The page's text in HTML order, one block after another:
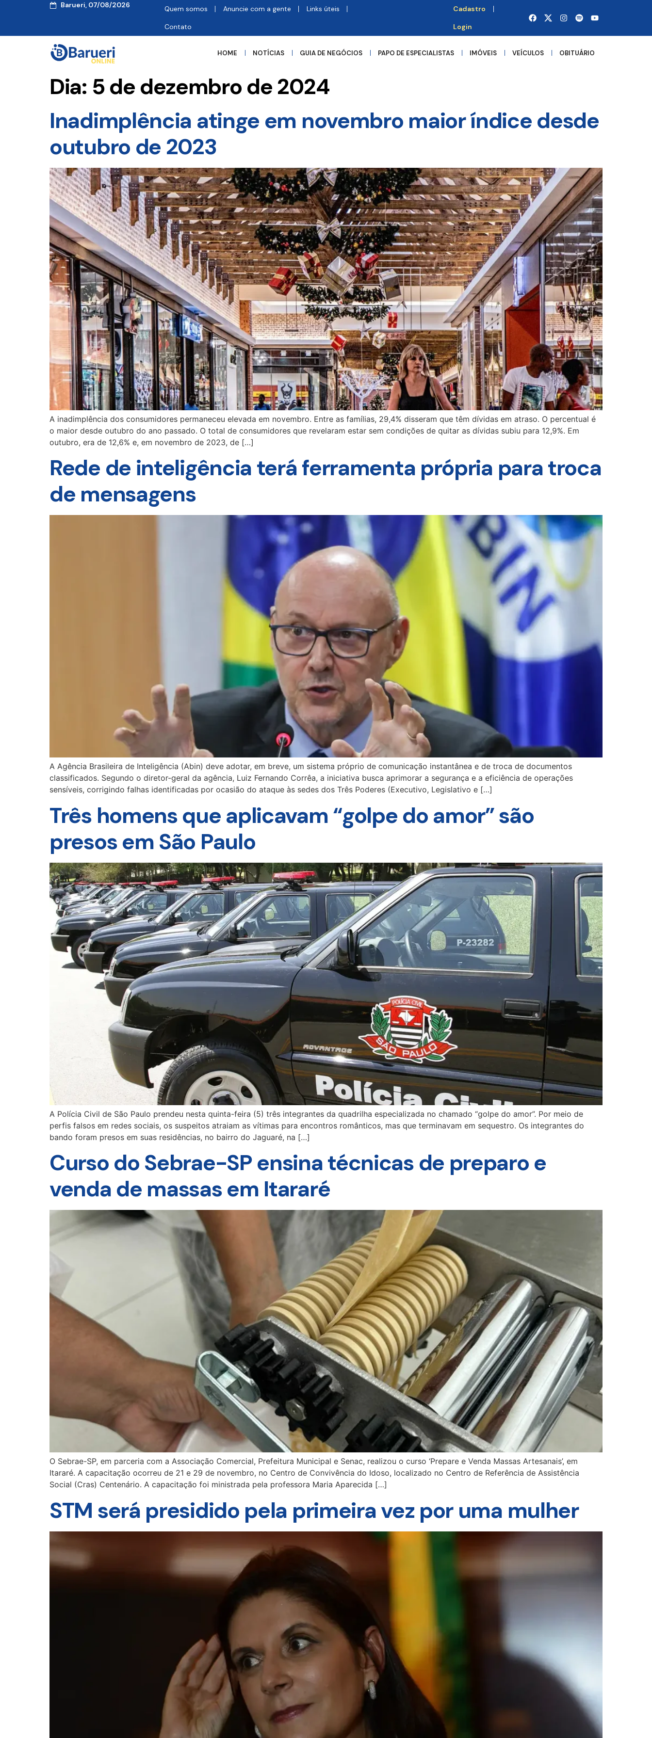
Barueri, 07/08/2026 Quem somos Anuncie com a gente Links úteis
Contato
Cadastro
Login
HOME NOTÍCIAS GUIA DE NEGÓCIOS PAPO DE ESPECIALISTAS IMÓVEIS VEÍCULOS OBITUÁRIO
Dia: 5 de dezembro de 2024
Inadimplência atinge em novembro maior índice desde
outubro de 2023
A inadimplência dos consumidores permaneceu elevada em novembro. Entre as famílias, 29,4% disseram que têm dívidas em atraso. O percentual é
o maior desde outubro do ano passado. O total de consumidores que revelaram estar sem condições de quitar as dívidas subiu para 12,9%. Em
outubro, era de 12,6% e, em novembro de 2023, de […]
Rede de inteligência terá ferramenta própria para troca
de mensagens
A Agência Brasileira de Inteligência (Abin) deve adotar, em breve, um sistema próprio de comunicação instantânea e de troca de documentos
classificados. Segundo o diretor-geral da agência, Luiz Fernando Corrêa, a iniciativa busca aprimorar a segurança e a eficiência de operações
sensíveis, corrigindo falhas identificadas por ocasião do ataque às sedes dos Três Poderes (Executivo, Legislativo e […]
Três homens que aplicavam “golpe do amor” são
presos em São Paulo
A Polícia Civil de São Paulo prendeu nesta quinta-feira (5) três integrantes da quadrilha especializada no chamado “golpe do amor”. Por meio de
perfis falsos em redes sociais, os suspeitos atraiam as vítimas para encontros românticos, mas que terminavam em sequestro. Os integrantes do
bando foram presos em suas residências, no bairro do Jaguaré, na […]
Curso do Sebrae-SP ensina técnicas de preparo e
venda de massas em Itararé
O Sebrae-SP, em parceria com a Associação Comercial, Prefeitura Municipal e Senac, realizou o curso ‘Prepare e Venda Massas Artesanais’, em
Itararé. A capacitação ocorreu de 21 e 29 de novembro, no Centro de Convivência do Idoso, localizado no Centro de Referência de Assistência
Social (Cras) Centenário. A capacitação foi ministrada pela professora Maria Aparecida […]
STM será presidido pela primeira vez por uma mulher